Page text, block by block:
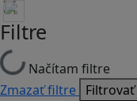
Filtre
Načítam filtre
Zmazať filtre Filtrovať